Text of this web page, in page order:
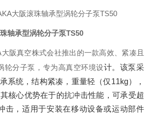
轴承型涡轮分子泵TS50
阪真空株式会社推出的一款高效、紧凑且
轮分子泵，专为高真空环境设计。该泵采
系统，结构紧凑，重量轻（仅11kg），
核心优势在于的抗冲击性能，可承受超
击，适用于安装在移动设备或运动部件